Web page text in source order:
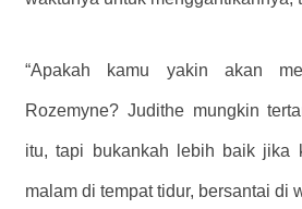
“Apakah kamu yakin akan
Rozemyne? Judithe mungkin
itu, tapi bukankah lebih baik jika
malam di tempat tidur, bersantai di